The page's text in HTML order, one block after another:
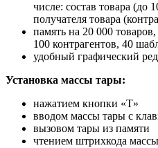
числе: состав товара (до
получателя товара
память на 20 000
100 контрагентов, 40
удобный графический
Установка массы тары:
нажатием кнопки «T»
вводом массы тары с
вызовом тары из памяти
чтением штрихкода